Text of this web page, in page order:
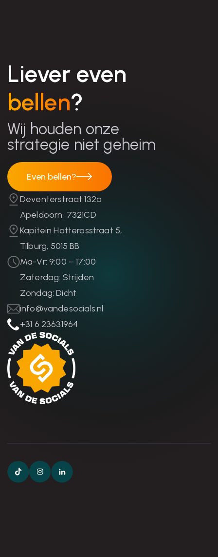
Liever even
bellen?
Wij houden onze
strategie niet geheim
Even bellen?
Deventerstraat 132a
Apeldoorn, 7321CD
Kapitein Hatterasstraat 5,
Tilburg, 5015 BB
Ma-Vr: 9:00 – 17:00
Zaterdag: Strijden
Zondag: Dicht
info@vandesocials.nl
+31 6 23631964